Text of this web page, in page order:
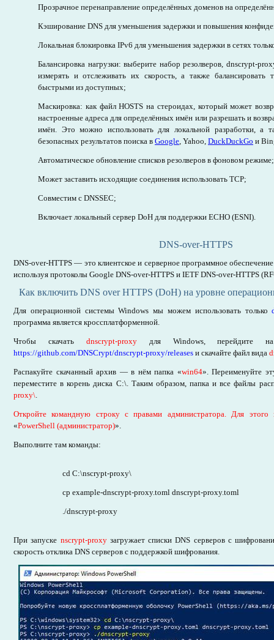
Прозрачное перенаправление определённых доменов на
Кэширование DNS для уменьшения задержки и повышения
Локальная блокировка IPv6 для уменьшения задержки в сетях
Балансировка нагрузки: выберите набор резолверов, dnscrypt-
измерять и отслеживать их скорость, а также
быстрыми из доступных;
Маскировка: как файл HOSTS на стероидах, который может
настроенные адреса для определённых имён или разрешать и
имён. Это можно использовать для локальной разработки, а
безопасных результатов поиска в Google, Yahoo, DuckDuckGo и
Автоматическое обновление списков резолверов в фоновом режиме;
Может заставить исходящие соединения использовать TCP;
Совместим с DNSSEC;
Включает локальный сервер DoH для поддержки ECHO (ESNI).
DNS-over-HTTPS
DNS-over-HTTPS — это клиентское и серверное программное
используя протоколы Google DNS-over-HTTPS и IETF DNS-over-HTTPS
Как включить DNS over HTTPS (DoH) на уровне
Для операционной системы Windows мы можем использовать только
программа является кроссплатформенной.
Чтобы скачать dnscrypt-proxyдля Windows, перейдите на
https://github.com/DNSCrypt/dnscrypt-proxy/releases и скачайте файл вида
Распакуйте скачанный архив — в нём папка «win64». Переименуйте
переместите в корень диска C:\. Таким образом, папка и все файлы
proxy\.
Откройте командную строку с правами администратора. Для
«PowerShell (администратор)».
Выполните там команды:
cd C:\nscrypt-proxy\
cp example-dnscrypt-proxy.toml dnscrypt-proxy.toml
./dnscrypt-proxy
При запуске nscrypt-proxyзагружает списки DNS серверов с
скорость отклика DNS серверов с поддержкой шифрования.